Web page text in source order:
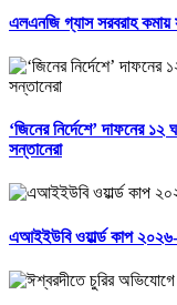
এলএনজি গ্যাস সরবরাহ কমায়
‘জিনের নির্দেশে’ দাফনের
সন্তানেরা
এআইইউবি ওয়ার্ল্ড কাপ